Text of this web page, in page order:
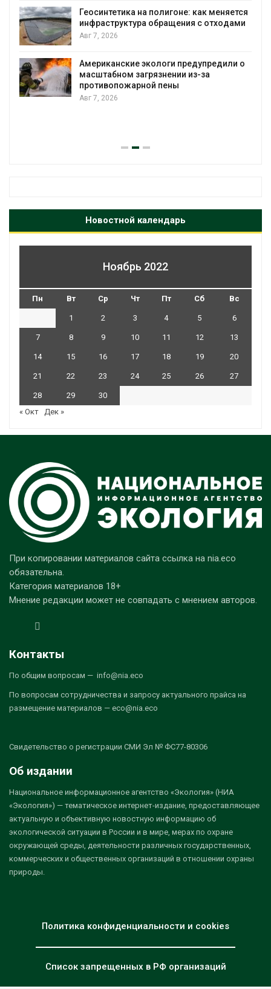
меняется
о
Авг 7, 2026
уборку контейнерных площадок
Авг 7, 2026
Новостной календарь
Ноябрь 2022
Пн Вт Ср Чт Пт Сб Вс
1 2 3 4 5 6
7 8 9 10 11 12 13
14 15 16 17 18 19 20
21 22 23 24 25 26 27
28 29
30
« Окт
Дек »
При копировании материалов сайта ссылка на nia.eco
обязательна.
Категория материалов 18+
Мнение редакции может не совпадать с мнением авторов.
Контакты
По общим вопросам — info@nia.eco
По вопросам сотрудничества и запросу актуального прайса на
размещение материалов — eco@nia.eco
Свидетельство о регистрации СМИ Эл № ФС77-80306
Об издании
Национальное информационное агентство «Экология» (НИА
«Экология») — тематическое интернет-издание, предоставляющее
актуальную и объективную новостную информацию об
экологической ситуации в России и в мире, мерах по охране
окружающей среды, деятельности различных государственных,
коммерческих и общественных организаций в отношении охраны
природы.
Политика конфиденциальности и cookies
Список запрещенных в РФ организаций